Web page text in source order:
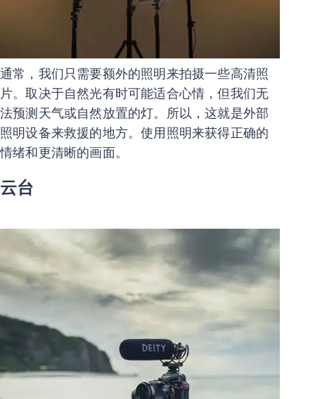
通常，我们只需要额外的照明来拍摄一些高清照
片。取决于自然光有时可能适合心情，但我们无
法预测天气或自然放置的灯。所以，这就是外部
照明设备来救援的地方。使用照明来获得正确的
情绪和更清晰的画面。
云台